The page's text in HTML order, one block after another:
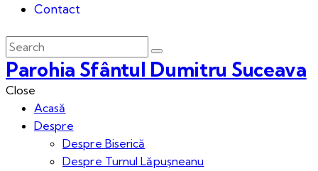
Contact
Parohia Sfântul Dumitru Suceava
Close
Acasă
Despre
Despre Biserică
Despre Turnul Lăpușneanu